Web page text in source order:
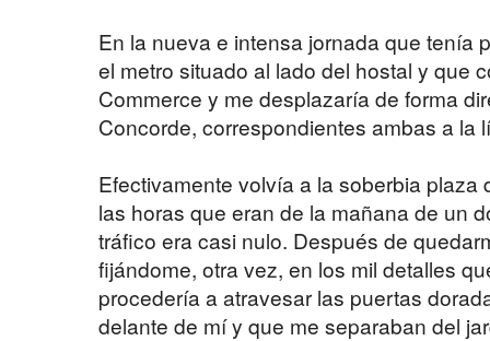
En la nueva e intensa jornada que tenía
el metro situado al lado del hostal y que
Commerce y me desplazaría de forma
Concorde, correspondientes ambas a la
Efectivamente volvía a la soberbia
las horas que eran de la mañana de un
tráfico era casi nulo. Después de
fijándome, otra vez, en los mil detalles
procedería a atravesar las puertas
delante de mí y que me separaban del